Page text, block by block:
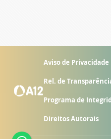
Aviso de Privacidade
Rel. de
Programa de
Direitos Autorais